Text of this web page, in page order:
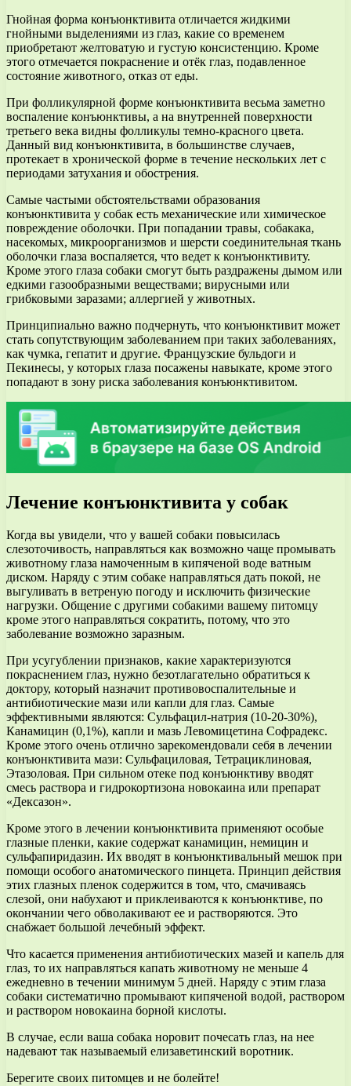
Гнойная форма конъюнктивита отличается жидкими
гнойными выделениями из глаз, какие со временем
приобретают желтоватую и густую консистенцию. Кроме
этого отмечается покраснение и отёк глаз, подавленное
состояние животного, отказ от еды.
При фолликулярной форме конъюнктивита весьма заметно
воспаление конъюнктивы, а на внутренней поверхности
третьего века видны фолликулы темно-красного цвета.
Данный вид конъюнктивита, в большинстве случаев,
протекает в хронической форме в течение нескольких лет с
периодами затухания и обострения.
Самые частыми обстоятельствами образования
конъюнктивита у собак есть механические или химическое
повреждение оболочки. При попадании травы, собакака,
насекомых, микроорганизмов и шерсти соединительная ткань
оболочки глаза воспаляется, что ведет к конъюнктивиту.
Кроме этого глаза собаки смогут быть раздражены дымом или
едкими газообразными веществами; вирусными или
грибковыми заразами; аллергией у животных.
Принципиально важно подчернуть, что конъюнктивит может
стать сопутствующим заболеванием при таких заболеваниях,
как чумка, гепатит и другие. Французские бульдоги и
Пекинесы, у которых глаза посажены навыкате, кроме этого
попадают в зону риска заболевания конъюнктивитом.
Лечение конъюнктивита у собак
Когда вы увидели, что у вашей собаки повысилась
слезоточивость, направляться как возможно чаще промывать
животному глаза намоченным в кипяченой воде ватным
диском. Наряду с этим собаке направляться дать покой, не
выгуливать в ветреную погоду и исключить физические
нагрузки. Общение с другими собакими вашему питомцу
кроме этого направляться сократить, потому, что это
заболевание возможно заразным.
При усугублении признаков, какие характеризуются
покраснением глаз, нужно безотлагательно обратиться к
доктору, который назначит противовоспалительные и
антибиотические мази или капли для глаз. Самые
эффективными являются: Сульфацил-натрия (10-20-30%),
Канамицин (0,1%), капли и мазь Левомицетина Софрадекс.
Кроме этого очень отлично зарекомендовали себя в лечении
конъюнктивита мази: Сульфациловая, Тетрациклиновая,
Этазоловая. При сильном отеке под конъюнктиву вводят
смесь раствора и гидрокортизона новокаина или препарат
«Дексазон».
Кроме этого в лечении конъюнктивита применяют особые
глазные пленки, какие содержат канамицин, немицин и
сульфапиридазин. Их вводят в конъюнктивальный мешок при
помощи особого анатомического пинцета. Принцип действия
этих глазных пленок содержится в том, что, смачиваясь
слезой, они набухают и приклеиваются к конъюнктиве, по
окончании чего обволакивают ее и растворяются. Это
снабжает большой лечебный эффект.
Что касается применения антибиотических мазей и капель для
глаз, то их направляться капать животному не меньше 4
ежедневно в течении минимум 5 дней. Наряду с этим глаза
собаки систематично промывают кипяченой водой, раствором
и раствором новокаина борной кислоты.
В случае, если ваша собака норовит почесать глаз, на нее
надевают так называемый елизаветинский воротник.
Берегите своих питомцев и не болейте!